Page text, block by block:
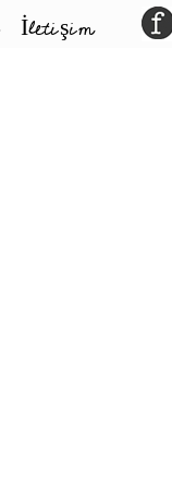
İletişim